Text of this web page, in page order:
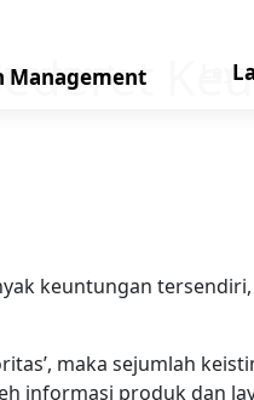
Management
keuntungan
maka sejumlah
informasi produk dan